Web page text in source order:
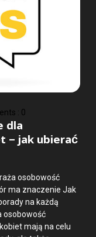
: 0
dla
– jak ubierać
osobowość
ma znaczenie Jak
na każdą
osobowość
mają na celu